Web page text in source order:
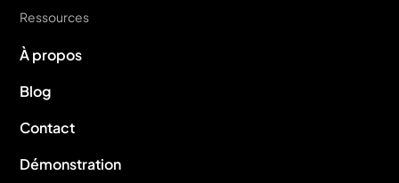
Ressources
À propos
Blog
Contact
Démonstration